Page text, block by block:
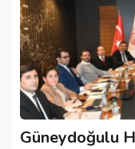
Güneydoğulu